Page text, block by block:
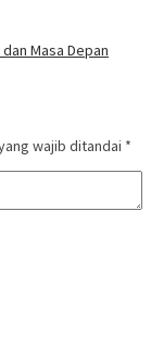
Masa Depan
wajib ditandai *